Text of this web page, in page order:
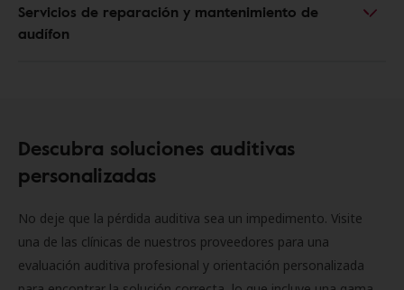
Servicios de reparación y mantenimiento de
audífon
Descubra soluciones auditivas
personalizadas
No deje que la pérdida auditiva sea un impedimento. Visite
una de las clínicas de nuestros proveedores para una
evaluación auditiva profesional y orientación personalizada